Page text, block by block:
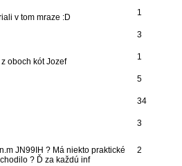
v tom mraze :D
1
3
oboch kót Jozef
1
5
34
3
JN99IH ? Má niekto praktické
? Ď za každú inf
2